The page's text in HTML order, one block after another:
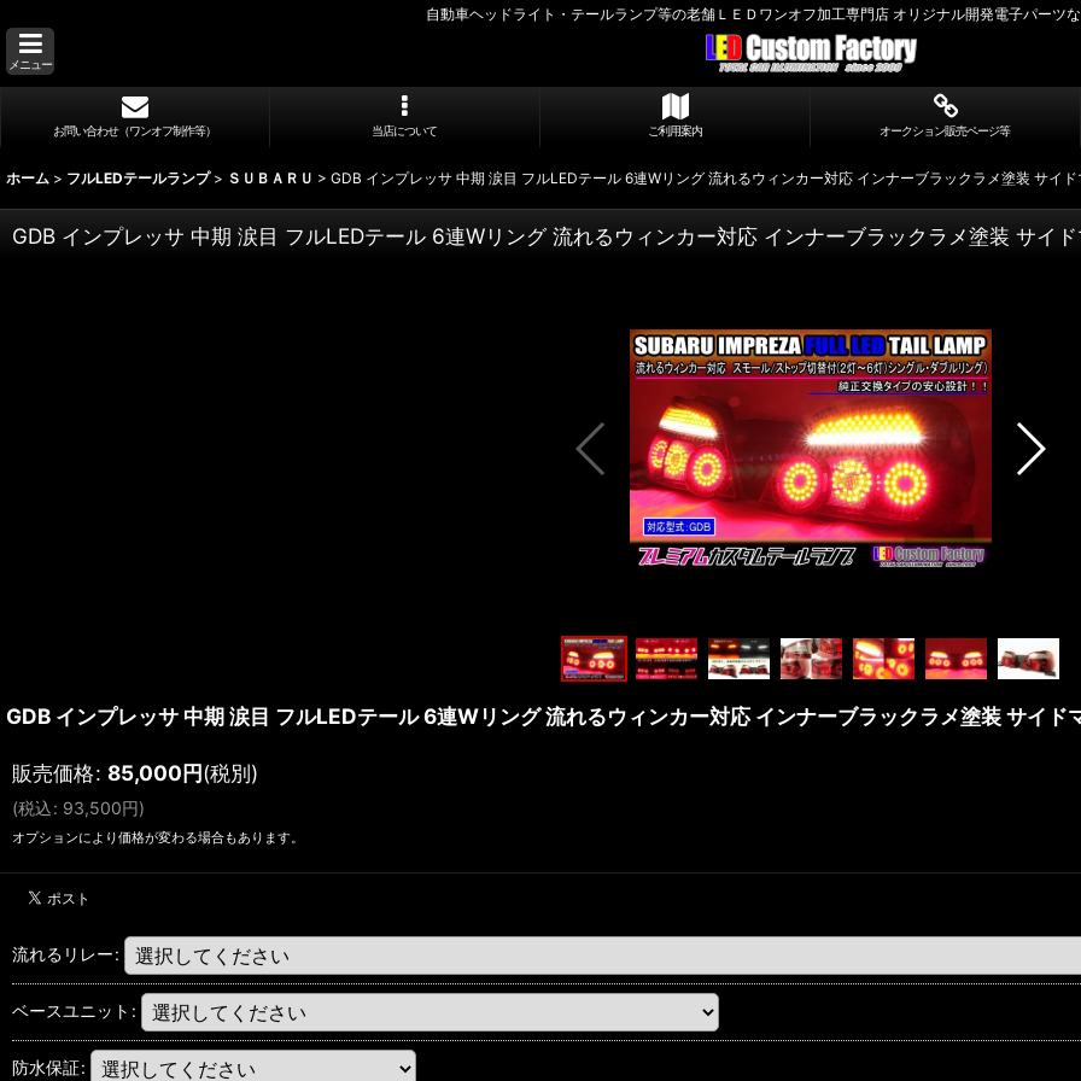
自動車ヘッドライト・テールランプ等の老舗ＬＥＤワンオフ加工専門店 オリジナル開発電子パーツ
メニュー
お問い合わせ（ワンオフ制作等） 当店について ご利用案内 オークション販売ページ等
ホーム > フルLEDテールランプ > ＳＵＢＡＲＵ > GDB インプレッサ 中期 涙目 フルLEDテール 6連Wリング 流れるウィンカー対応 インナーブラックラメ塗装 サイ
GDB インプレッサ 中期 涙目 フルLEDテール 6連Wリング 流れるウィンカー対応 インナーブラックラメ塗装 サイ
GDB インプレッサ 中期 涙目 フルLEDテール 6連Wリング 流れるウィンカー対応 インナーブラックラメ塗装 サイド
販売価格: 85,000円(税別)
(税込: 93,500円)
オプションにより価格が変わる場合もあります。
流れるリレー:
ベースユニット :
防水保証: